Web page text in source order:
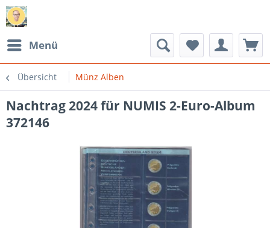
Menü
Übersicht Münz Alben
Nachtrag 2024 für NUMIS 2-Euro-Album
372146